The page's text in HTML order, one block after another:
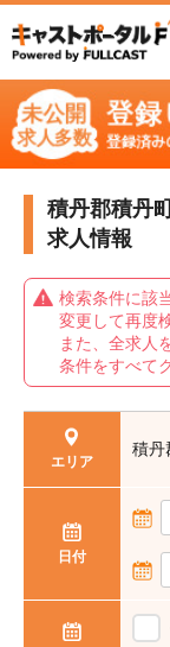
積丹郡積丹
求人情報
検索条件に該
変更して再度
また、全求人
条件をすべて
エリア
積
日付